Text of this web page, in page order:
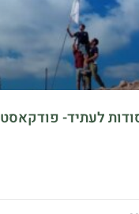
לעתיד- פודקאסט